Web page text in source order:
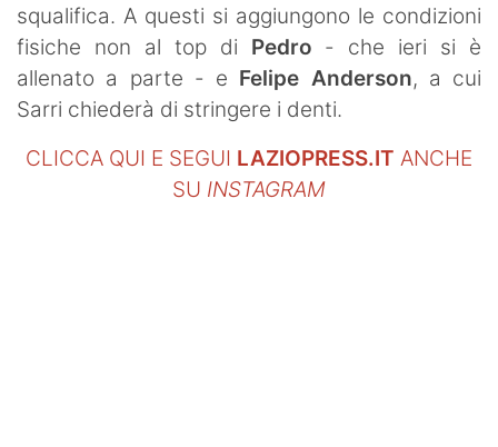
squalifica. A questi si aggiungono le condizioni
fisiche non al top di Pedro - che ieri si è
allenato a parte - e Felipe Anderson, a cui
Sarri chiederà di stringere i denti.
CLICCA QUI E SEGUI LAZIOPRESS.IT ANCHE
SU INSTAGRAM